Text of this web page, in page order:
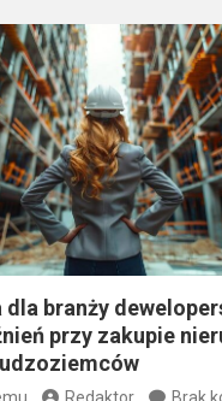
dla branży
przy zakupie